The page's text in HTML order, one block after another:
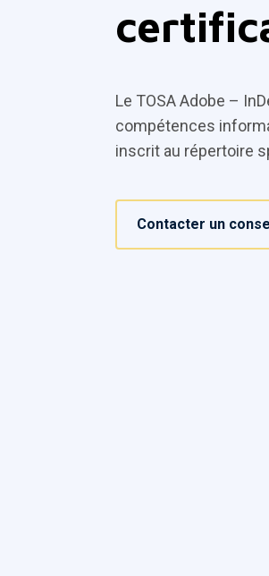
Le TOSA Adobe –
compétences
inscrit au répertoire
Contacter un